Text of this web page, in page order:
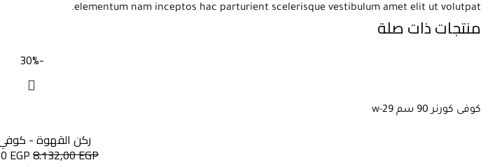
elementum nam inceptos hac parturient scelerisque vestibulum amet elit ut volutpat.
منتجات ذات صلة
-30%
كوفى كورنر 90 سم w-29
ركن القهوة -
8.132,00EGP
EGP